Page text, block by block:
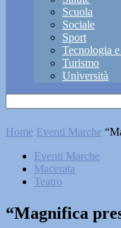
Scuola
Sociale
Sport
Tecnologia
Turismo
Università
Home Eventi Marche
Eventi Marche
Macerata
Teatro
“Magnifica